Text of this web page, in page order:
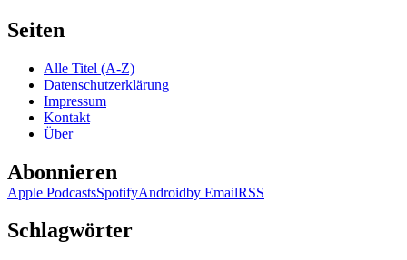
40
Tage
Nacht
Seiten
Alle Titel (A-Z)
Datenschutzerklärung
Impressum
Kontakt
Über
Abonnieren
Apple PodcastsSpotifyAndroidby EmailRSS
Schlagwörter